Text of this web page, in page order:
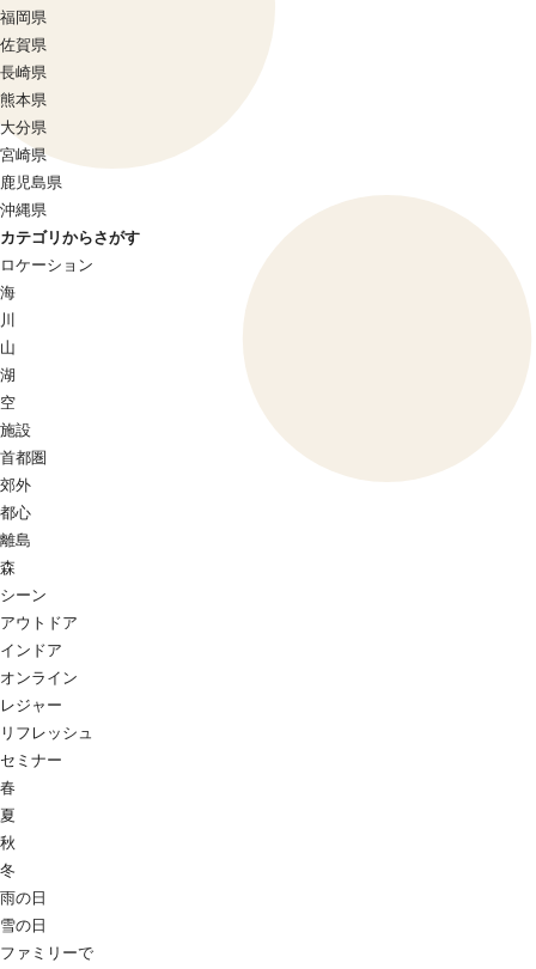
福岡県
佐賀県
長崎県
熊本県
大分県
宮崎県
鹿児島県
沖縄県
カテゴリからさがす
ロケーション
海
川
山
湖
空
施設
首都圏
郊外
都心
離島
森
シーン
アウトドア
インドア
オンライン
レジャー
リフレッシュ
セミナー
春
夏
秋
冬
雨の日
雪の日
ファミリーで